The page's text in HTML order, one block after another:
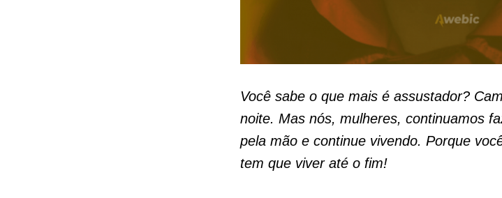
Você sabe o que mais é assustador?
noite. Mas nós, mulheres, continuamos
pela mão e continue vivendo. Porque
tem que viver até o fim!